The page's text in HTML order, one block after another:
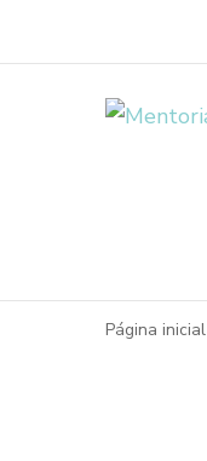
Página inicial